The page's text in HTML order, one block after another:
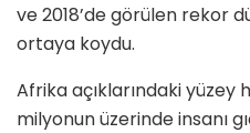
ve 2018’de görülen rekor
ortaya koydu.
Afrika açıklarındaki yüzey
milyonun üzerinde insanı